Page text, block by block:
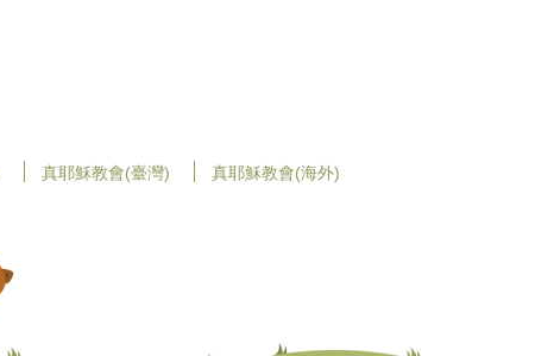
真耶穌教會(臺灣) 真耶穌教會(海外)